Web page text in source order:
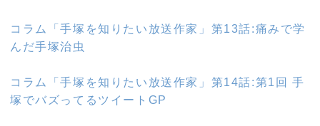
コラム「手塚を知りたい放送作家」第13話:痛みで学
んだ手塚治虫
コラム「手塚を知りたい放送作家」第14話:第1回 手
塚でバズってるツイートGP